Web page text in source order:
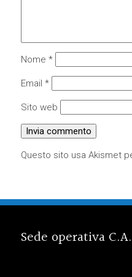
Nome *
Email *
Sito web
Questo sito usa Akismet
Sede operativa